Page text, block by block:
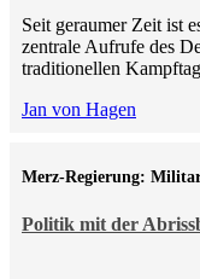
Seit geraumer Zeit ist
zentrale Aufrufe des
traditionellen
Jan von Hagen
Politik mit der
Merz-Regierung: